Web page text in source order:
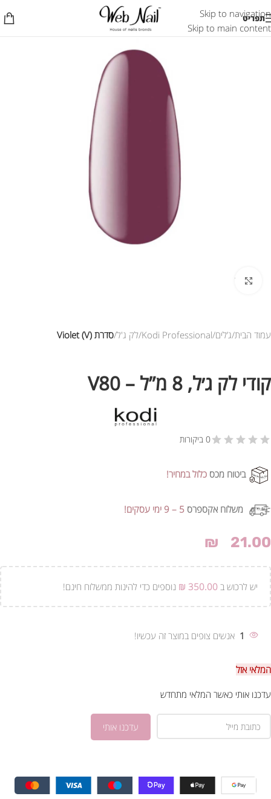
Skip to navigation
Skip to main content
תפריט
אזל המלאי
לחץ להגדלת התמונה
עמוד הבית ג’לים Kodi Professional לק ג'ל סדרת Violet (V)
קודי לק ג׳ל, 8 מ”ל – V80
0 ביקורות
ביטוח מכס כלול במחיר!
משלוח אקספרס 5 – 9 ימי עסקים!
₪ 21.00
יש לרכוש ב ₪ 350.00 נוספים כדי להינות ממשלוח חינם!
1 אנשים צופים במוצר זה עכשיו!
המלאי אזל
עדכנו אותי כאשר המלאי מתחדש